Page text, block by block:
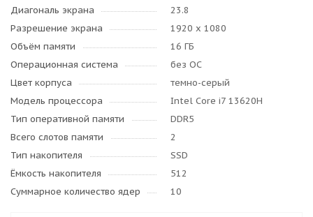
Диагональ экрана
23.8
Разрешение экрана
1920 x 1080
Объём памяти
16 ГБ
Операционная система
без ОС
Цвет корпуса
темно-серый
Модель процессора
Intel Core i7 13620H
Тип оперативной памяти
DDR5
Всего слотов памяти
2
Тип накопителя
SSD
Ёмкость накопителя
512
Суммарное количество ядер
10